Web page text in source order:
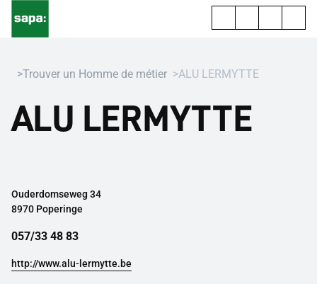
Trouver un Homme de métier ALU LERMYTTE
ALU LERMYTTE
Ouderdomseweg 34
8970 Poperinge
057/33 48 83
http://www.alu-lermytte.be